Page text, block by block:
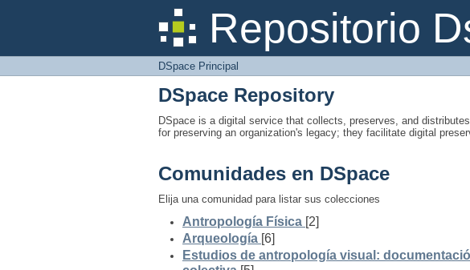
Repositorio
DSpace Principal
DSpace Principal
DSpace Repository
DSpace is a digital service that collects, preserves, and
for preserving an organization's legacy; they facilitate digital
Comunidades en DSpace
Elija una comunidad para listar sus colecciones
Antropología Física [2]
Arqueología [6]
Estudios de antropología visual: